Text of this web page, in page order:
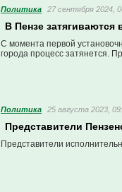
Политика 27 сентября 2024,
В Пензе затягиваются
С момента первой
города процесс затянется.
Политика 25 августа 2023,
Представители
Представители